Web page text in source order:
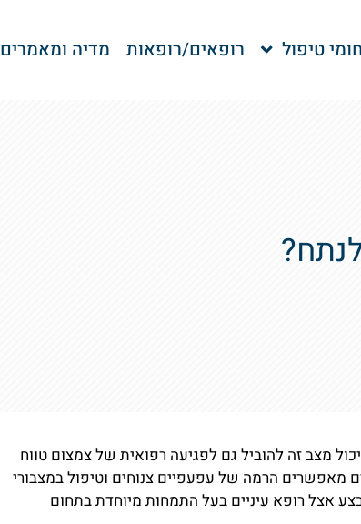
טיפול רופאים/רופאות מדיה ומאמרים
מצב זה להוביל גם לפגיעה רפואית של צמצום טווח
מאפשרים הרמה של עפעפיים צנוחים וטיפול במצבורי
אצל רופא עיניים בעל התמחות מיוחדת בתחום